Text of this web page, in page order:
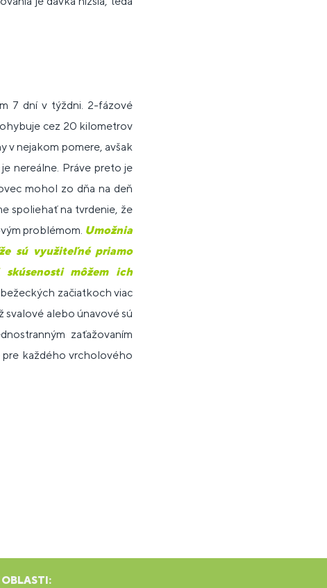
7 dní v týždni. 2-fázové
cez 20 kilometrov
v nejakom pomere, avšak
nereálne. Práve preto je
mohol zo dňa na deň
spoliehať na tvrdenie, že
problémom. Umožnia
sú využiteľné priamo
môžem ich
začiatkoch viac
svalové alebo únavové sú
zaťažovaním
pre každého vrcholového